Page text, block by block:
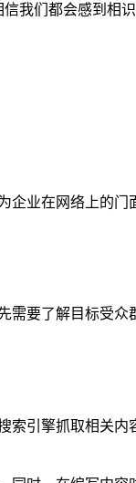
我们都会感到相
业在网络上的
要了解目标受
引擎抓取相关